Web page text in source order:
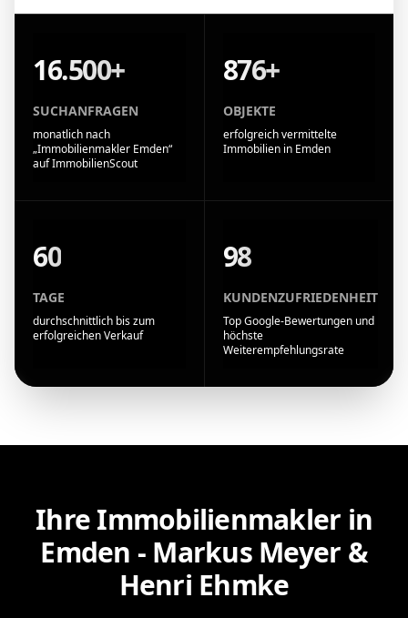
16.500+
SUCHANFRAGEN
monatlich nach
„Immobilienmakler Emden“
auf ImmobilienScout
876+
OBJEKTE
erfolgreich vermittelte
Immobilien in Emden
60
TAGE
durchschnittlich bis zum
erfolgreichen Verkauf
98
KUNDENZUFRIEDENHEIT
Top Google-Bewertungen und
höchste
Weiterempfehlungsrate
Ihre Immobilienmakler in
Emden - Markus Meyer &
Henri Ehmke